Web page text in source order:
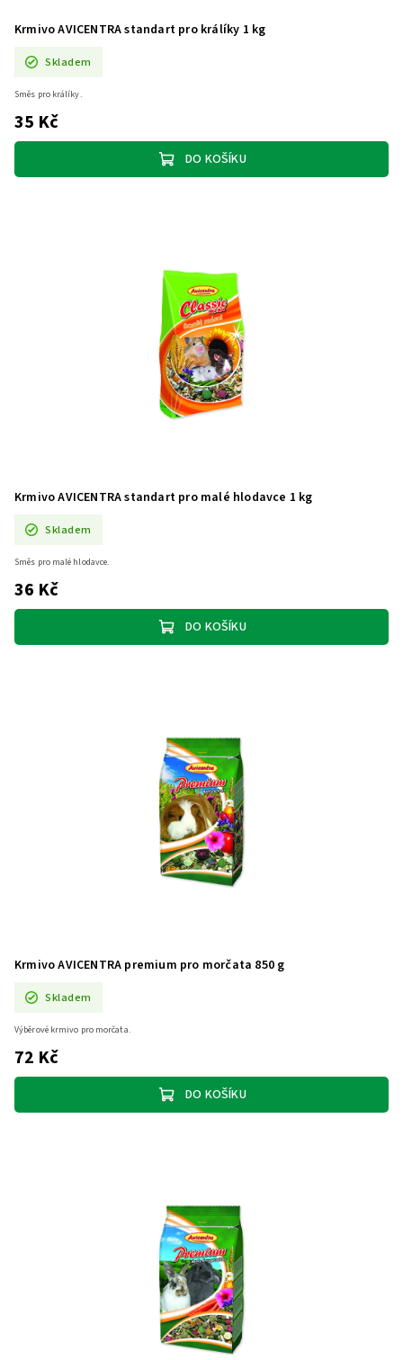
Krmivo AVICENTRA standart pro králíky 1 kg
Skladem
35 Kč
DO KOŠÍKU
Směs pro králíky.
Krmivo AVICENTRA standart pro malé hlodavce 1 kg
Skladem
36 Kč
DO KOŠÍKU
Směs pro malé hlodavce.
Krmivo AVICENTRA premium pro morčata 850 g
Skladem
72 Kč
DO KOŠÍKU
Výběrové krmivo pro morčata.